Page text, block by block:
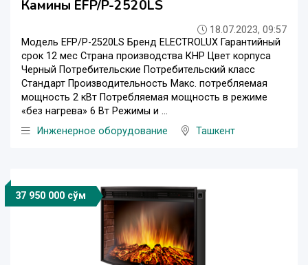
Камины EFP/P-2520LS
18.07.2023, 09:57
Модель EFP/P-2520LS Бренд ELECTROLUX Гарантийный
срок 12 мес Страна производства КНР Цвет корпуса
Черный Потребительские Потребительский класс
Стандарт Производительность Макс. потребляемая
мощность 2 кВт Потребляемая мощность в режиме
«без нагрева» 6 Вт Режимы и ...
Инженерное оборудование
Ташкент
37 950 000 сўм